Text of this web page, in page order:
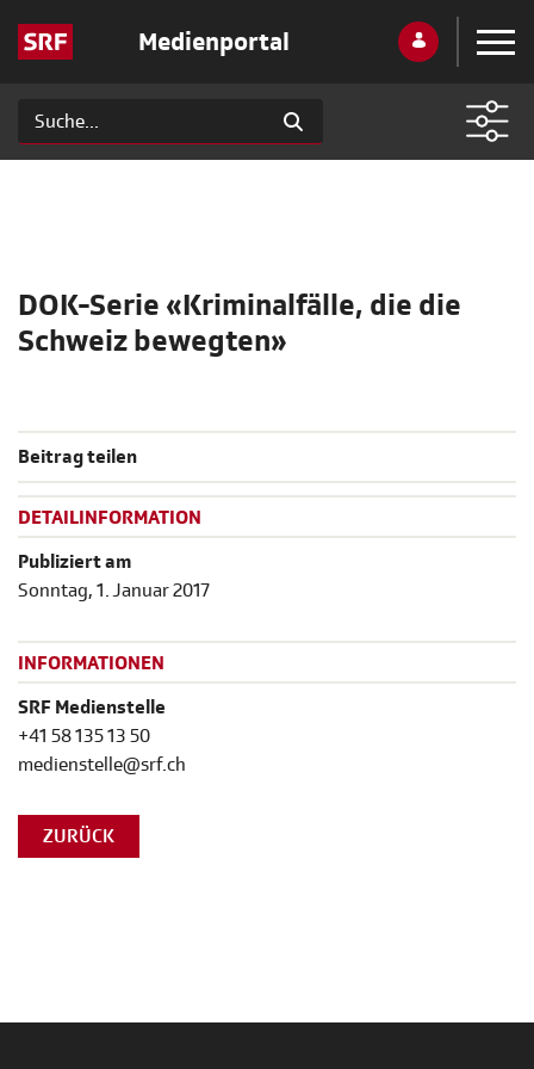
Medienportal
DOK-Serie «Kriminalfälle, die die
Schweiz bewegten»
Beitrag teilen
DETAILINFORMATION
Publiziert am
Sonntag, 1. Januar 2017
INFORMATIONEN
SRF Medienstelle
+41 58 135 13 50
medienstelle@srf.ch
ZURÜCK